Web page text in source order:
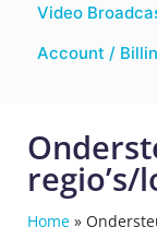
Video
Account /
regio’s/
Home »